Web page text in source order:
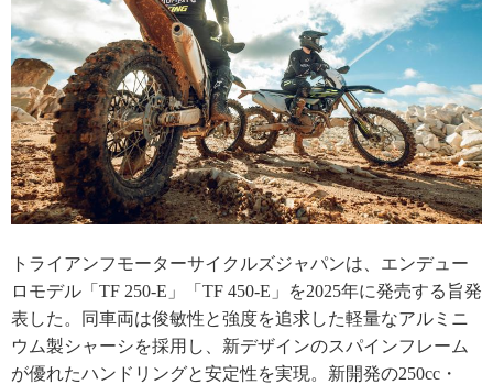
トライアンフモーターサイクルズジャパンは、エンデュー
ロモデル「TF 250-E」「TF 450-E」を2025年に発売する旨発
表した。同車両は俊敏性と強度を追求した軽量なアルミニ
ウム製シャーシを採用し、新デザインのスパインフレーム
が優れたハンドリングと安定性を実現。新開発の250cc・